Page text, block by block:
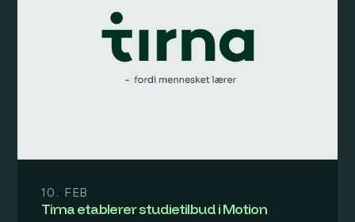
10. FEB
Tirna etablerer studietilbud i Motion